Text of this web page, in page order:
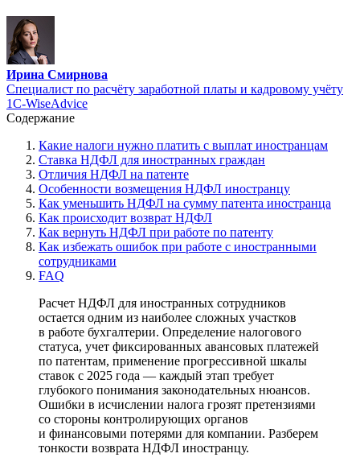
Ирина Смирнова
Специалист по расчёту заработной платы и кадровому учёту
1С-WiseAdvice
Содержание
Какие налоги нужно платить с выплат иностранцам
Ставка НДФЛ для иностранных граждан
Отличия НДФЛ на патенте
Особенности возмещения НДФЛ иностранцу
Как уменьшить НДФЛ на сумму патента иностранца
Как происходит возврат НДФЛ
Как вернуть НДФЛ при работе по патенту
Как избежать ошибок при работе с иностранными
сотрудниками
FAQ
Расчет НДФЛ для иностранных сотрудников
остается одним из наиболее сложных участков
в работе бухгалтерии. Определение налогового
статуса, учет фиксированных авансовых платежей
по патентам, применение прогрессивной шкалы
ставок с 2025 года — каждый этап требует
глубокого понимания законодательных нюансов.
Ошибки в исчислении налога грозят претензиями
со стороны контролирующих органов
и финансовыми потерями для компании. Разберем
тонкости возврата НДФЛ иностранцу.